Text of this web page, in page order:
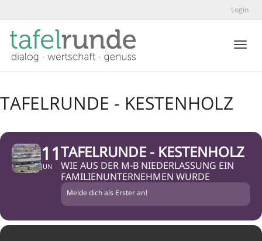
Login
TAFELRUNDE - KESTENHOLZ
11
JUN
TAFELRUNDE - KESTENHOLZ
WIE AUS DER M-B NIEDERLASSUNG EIN
FAMILIENUNTERNEHMEN WURDE
Melde dich als Erster an!